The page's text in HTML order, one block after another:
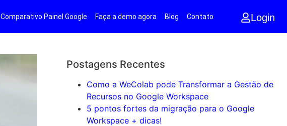
Comparativo Painel Google Faça a demo agora Blog Contato Login
Postagens Recentes
Como a WeColab pode Transformar a Gestão de
Recursos no Google Workspace
5 pontos fortes da migração para o Google
Workspace + dicas!